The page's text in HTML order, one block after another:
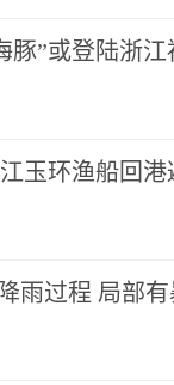
豚”或登陆浙江
玉环渔船回港
雨过程 局部